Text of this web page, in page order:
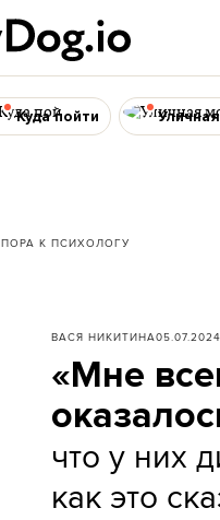
Куда пойти
ПОРА К ПСИХОЛОГУ
ВАСЯ НИКИТИНА05.07.2024
«Мне
что у них
как это